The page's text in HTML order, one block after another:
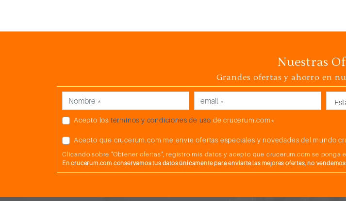
Nuestras
Grandes ofertas y ahorro en
Acepto los términos y condiciones de uso de crucerum.com*
Acepto que crucerum.com me envíe ofertas especiales y novedades del mundo
Clicando sobre "Obtener ofertas", registro mis datos y acepto que crucerum.com se ponga
En crucerum.com conservamos tus datos únicamente para enviarte las mejores ofertas, no